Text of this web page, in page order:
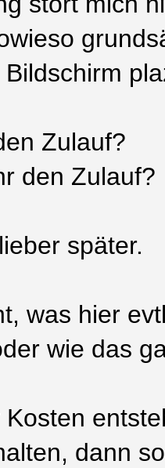
Zulauf?
den Zulauf?
später.
was hier
wie das
dann